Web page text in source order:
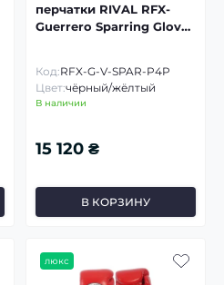
перчатки RIVAL RFX-
Guerrero Sparring Gloves
Код:RFX-G-V-SPAR-P4P
Цвет:чёрный/жёлтый
В наличии
15 120 ₴
В КОРЗИНУ
люкс